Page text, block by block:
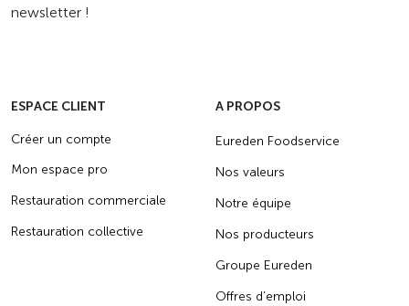
newsletter !
ESPACE CLIENT
Créer un compte
Mon espace pro
Restauration commerciale
Restauration collective
A PROPOS
Eureden Foodservice
Nos valeurs
Notre équipe
Nos producteurs
Groupe Eureden
Offres d’emploi